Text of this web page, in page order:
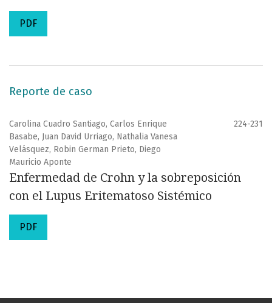
PDF
Reporte de caso
Carolina Cuadro Santiago, Carlos Enrique
Basabe, Juan David Urriago, Nathalia Vanesa
Velásquez, Robin German Prieto, Diego
Mauricio Aponte
224-231
Enfermedad de Crohn y la sobreposición
con el Lupus Eritematoso Sistémico
PDF